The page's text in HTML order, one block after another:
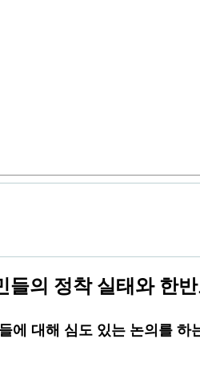
들의 정착 실태와 한
에 대해 심도 있는 논의를 하